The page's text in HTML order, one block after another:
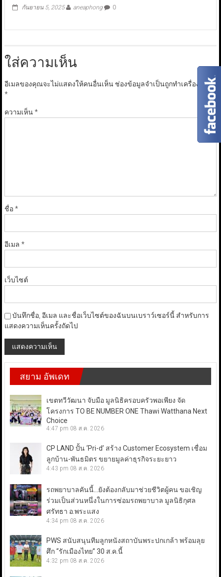
กันยายน 5, 2025 aneaphong 0
ใส่ความเห็น
อีเมลของคุณจะไม่แสดงให้คนอื่นเห็น ช่องข้อมูลจำเป็นถูกทำเครื่องหมาย
*
ความเห็น*
ชื่อ*
อีเมล *
เว็บไซต์
บันทึกชื่อ, อีเมล และชื่อเว็บไซต์ของฉันบนเบราว์เซอร์นี้ สำหรับการ
แสดงความเห็นครั้งถัดไป
สยาม อัพเดท
เขตทวีวัฒนา จับมือ มูลนิธิครอบครัวพอเพียง จัด
โครงการ TO BE NUMBER ONE Thawi Watthana Next
Choice
4:47 pm 08 ส.ค. 2026
CP LAND ปั้น ‘Pri-d’ สร้าง Customer Ecosystem เชื่อม
ลูกบ้าน-พันธมิตร ขยายมูลค่าธุรกิจระยะยาว
4:43 pm 08 ส.ค. 2026
รถพยาบาลคันนี้…ยังต้องกลับมาช่วยชีวิตผู้คน ขอเชิญ
ร่วมเป็นส่วนหนึ่งในการซ่อมรถพยาบาล มูลนิธิกุศล
ศรัทธา อ.พระแสง
4:34 pm 08 ส.ค. 2026
PWS สนับสนุนทีมลูกหนังสถาบันพระปกเกล้า พร้อมลุย
ศึก “รักเมืองไทย” 30 ส.ค.นี้
4:32 pm 08 ส.ค. 2026